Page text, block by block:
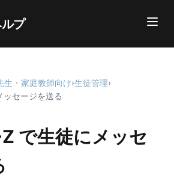
プ
生・家庭教師向け›生徒管理›
セージを送る
で生徒にメッセ